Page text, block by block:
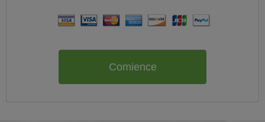
Comience